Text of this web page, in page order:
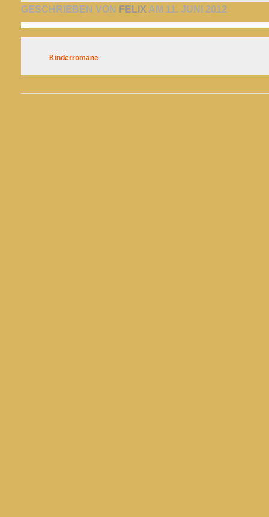
GESCHRIEBEN VON FELIX AM 11. JUNI 2012
Kinderromane